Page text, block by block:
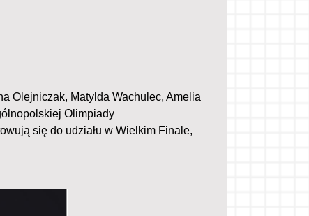
Olejniczak, Matylda Wachulec, Amelia
Olimpiady
się do udziału w Wielkim Finale,